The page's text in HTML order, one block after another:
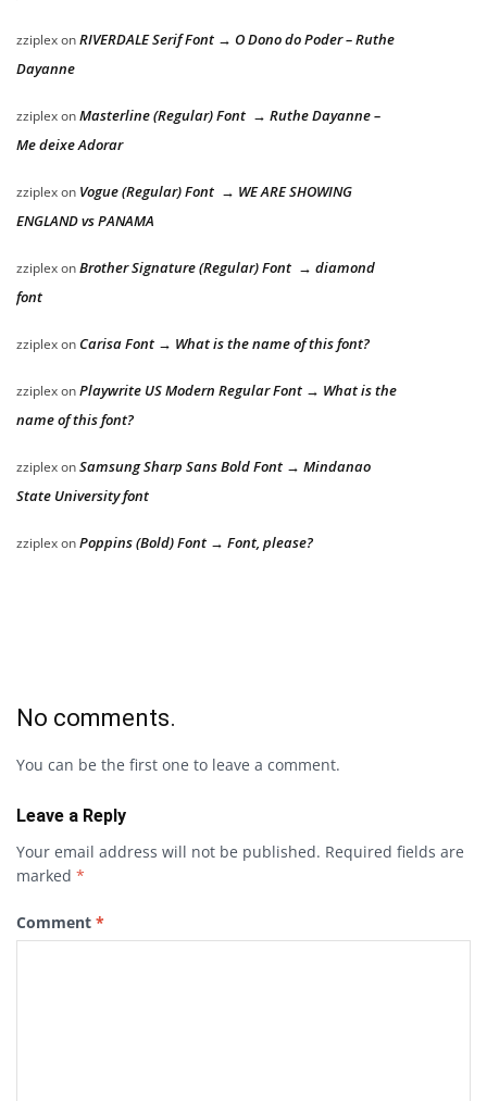
zziplexonRIVERDALE Serif Font → O Dono do Poder – Ruthe
Dayanne
zziplexonMasterline (Regular) Font → Ruthe Dayanne –
Me deixe Adorar
zziplexon Vogue (Regular) Font → WE ARE SHOWING
ENGLAND vs PANAMA
zziplexonBrother Signature (Regular) Font → diamond
font
zziplexon Carisa Font → What is the name of this font?
zziplexonPlaywrite US Modern Regular Font → What is the
name of this font?
zziplexonSamsung Sharp Sans Bold Font → Mindanao
State University font
zziplexonPoppins (Bold) Font → Font, please?
No comments.
You can be the first one to leave a comment.
Leave a Reply
Your email address will not be published. Required fields are
marked *
Comment *